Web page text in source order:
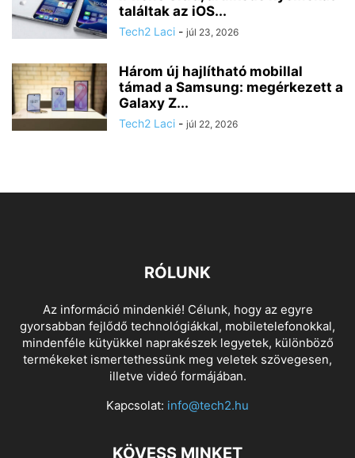
találtak az iOS...
Tech2 Laci - júl 23, 2026
Három új hajlítható mobillal
támad a Samsung: megérkezett a
Galaxy Z...
Tech2 Laci - júl 22, 2026
RÓLUNK
Az információ mindenkié! Célunk, hogy az egyre
gyorsabban fejlődő technológiákkal, mobiletelefonokkal,
mindenféle kütyükkel naprakészek legyetek, különböző
termékeket ismertethessünk meg veletek szövegesen,
illetve videó formájában.
Kapcsolat: info@tech2.hu
KÖVESS MINKET